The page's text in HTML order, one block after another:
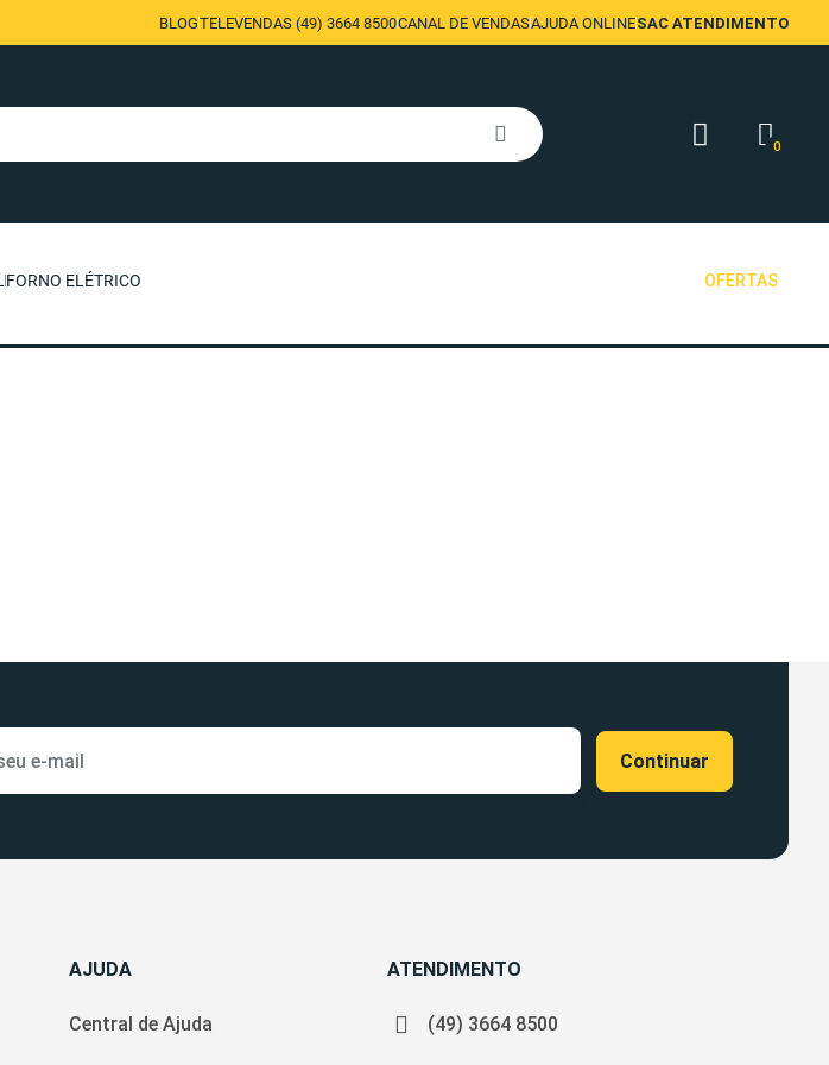
BLOGTELEVENDAS (49) 3664 8500CANAL DE VENDASAJUDA ONLINESAC ATENDIMENTO
0
FORNO ELÉTRICO OFERTAS
AJUDA
Central de Ajuda
ATENDIMENTO
(49) 3664 8500